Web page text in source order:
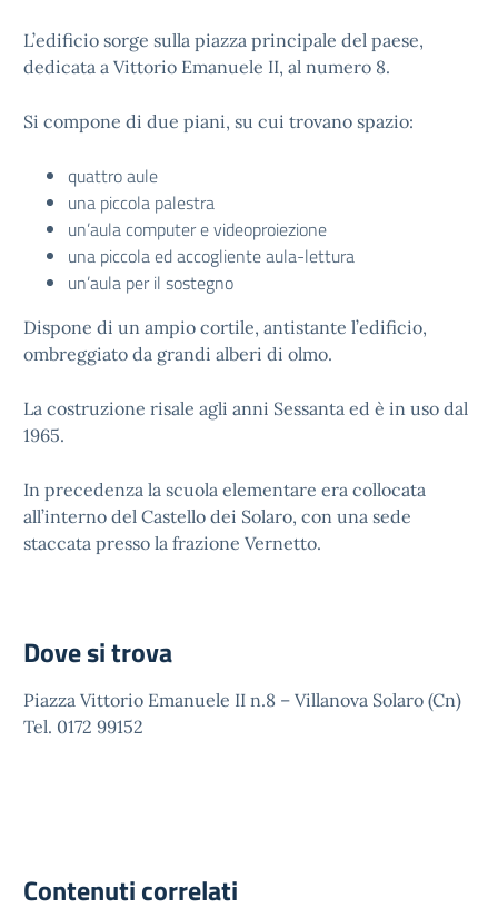
L’edificio sorge sulla piazza principale del paese,
dedicata a Vittorio Emanuele II, al numero 8.
Si compone di due piani, su cui trovano spazio:
quattro aule
una piccola palestra
un’aula computer e videoproiezione
una piccola ed accogliente aula-lettura
un’aula per il sostegno
Dispone di un ampio cortile, antistante l’edificio,
ombreggiato da grandi alberi di olmo.
La costruzione risale agli anni Sessanta ed è in uso dal
1965.
In precedenza la scuola elementare era collocata
all’interno del Castello dei Solaro, con una sede
staccata presso la frazione Vernetto.
Dove si trova
Piazza Vittorio Emanuele II n.8 – Villanova Solaro (Cn)
Tel. 0172 99152
Contenuti correlati